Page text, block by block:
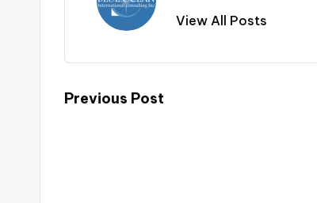
View All Posts
Previous Post